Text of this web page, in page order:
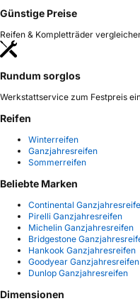
Günstige Preise
Reifen & Kompletträder
Rundum sorglos
Werkstattservice zum Festpreis
Reifen
Winterreifen
Ganzjahresreifen
Sommerreifen
Beliebte Marken
Continental
Pirelli Ganzjahresreifen
Michelin Ganzjahresreifen
Bridgestone
Hankook Ganzjahresreifen
Goodyear Ganzjahresreifen
Dunlop Ganzjahresreifen
Dimensionen